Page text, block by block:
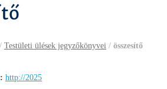
Testületi ülések jegyzőkönyvei / összesítő
http://2025